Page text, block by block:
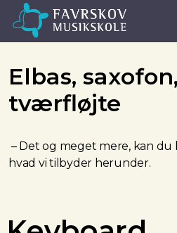
Elbas,
tværfløjte
– Det og meget mere, kan du
hvad vi tilbyder herunder.